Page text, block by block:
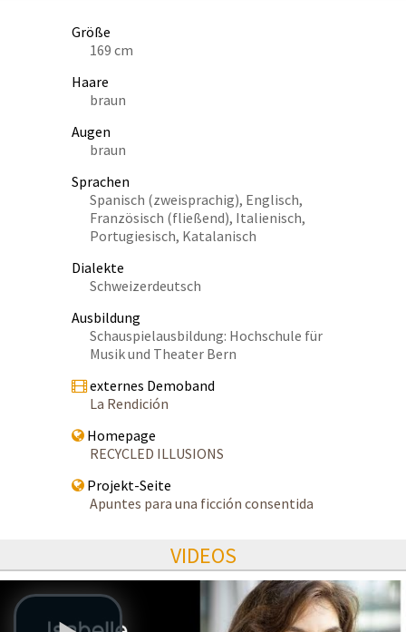
Größe
169 cm
Haare
braun
Augen
braun
Sprachen
Spanisch (zweisprachig), Englisch,
Französisch (fließend), Italienisch,
Portugiesisch, Katalanisch
Dialekte
Schweizerdeutsch
Ausbildung
Schauspielausbildung: Hochschule für
Musik und Theater Bern
externes Demoband
La Rendición
Homepage
RECYCLED ILLUSIONS
Projekt-Seite
Apuntes para una ficción consentida
VIDEOS